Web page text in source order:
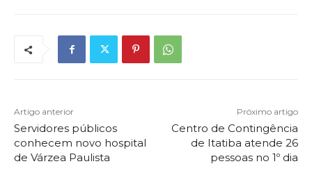
Artigo anterior
Servidores públicos
conhecem novo hospital
de Várzea Paulista
Próximo artigo
Centro de Contingência
de Itatiba atende 26
pessoas no 1º dia